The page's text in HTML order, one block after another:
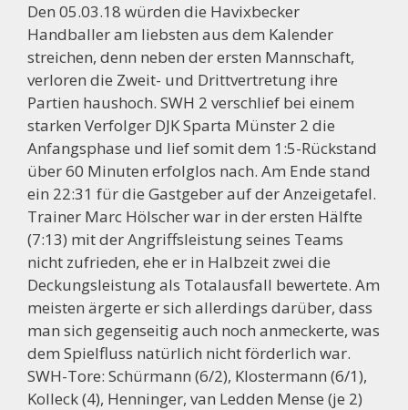
Den 05.03.18 würden die Havixbecker
Handballer am liebsten aus dem Kalender
streichen, denn neben der ersten Mannschaft,
verloren die Zweit- und Drittvertretung ihre
Partien haushoch. SWH 2 verschlief bei einem
starken Verfolger DJK Sparta Münster 2 die
Anfangsphase und lief somit dem 1:5-Rückstand
über 60 Minuten erfolglos nach. Am Ende stand
ein 22:31 für die Gastgeber auf der Anzeigetafel.
Trainer Marc Hölscher war in der ersten Hälfte
(7:13) mit der Angriffsleistung seines Teams
nicht zufrieden, ehe er in Halbzeit zwei die
Deckungsleistung als Totalausfall bewertete. Am
meisten ärgerte er sich allerdings darüber, dass
man sich gegenseitig auch noch anmeckerte, was
dem Spielfluss natürlich nicht förderlich war.
SWH-Tore: Schürmann (6/2), Klostermann (6/1),
Kolleck (4), Henninger, van Ledden Mense (je 2)